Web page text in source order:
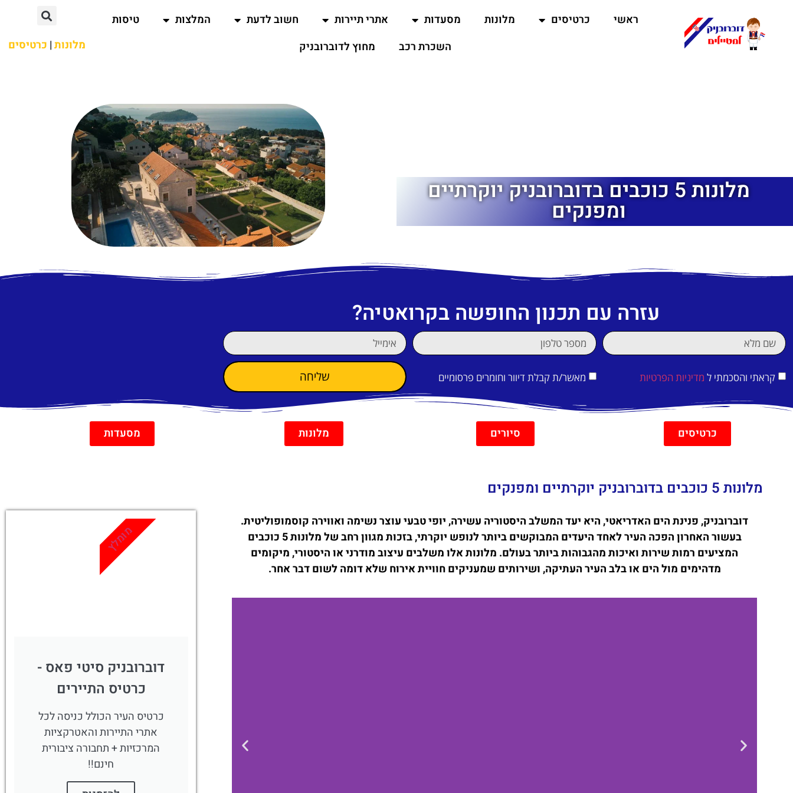
ראשי כרטיסים מלונות מסעדות אתרי תיירות חשוב לדעת המלצות
טיסות
השכרת רכב
מחוץ לדוברובניק מלונות| כרטיסים
מלונות 5 כוכבים בדוברובניק יוקרתיים
ומפנקים
עזרה עם תכנון החופשה בקרואטיה?
קראתי והסכמתי ל מדיניות הפרטיות מאשר/ת קבלת דיוור וחומרים פרסומיים שליחה
כרטיסים סיורים מלונות מסעדות
מלונות 5 כוכבים בדוברובניק יוקרתיים ומפנקים
דוברובניק, פנינת הים האדריאטי, היא יעד המשלב היסטוריה עשירה, יופי טבעי עוצר נשימה ואווירה קוסמופוליטית.
בעשור האחרון הפכה העיר לאחד היעדים המבוקשים ביותר לנופש יוקרתי, בזכות מגוון רחב של מלונות 5 כוכבים
המציעים רמות שירות ואיכות מהגבוהות ביותר בעולם. מלונות אלו משלבים עיצוב מודרני או היסטורי, מיקומים
מדהימים מול הים או בלב העיר העתיקה, ושירותים שמעניקים חוויית אירוח שלא דומה לשום דבר אחר.
דוברובניק סיטי פאס -
כרטיס התיירים
כרטיס העיר הכולל כניסה לכל
אתרי התיירות והאטרקציות
המרכזיות + תחבורה ציבורית
חינם!!
מומלץ